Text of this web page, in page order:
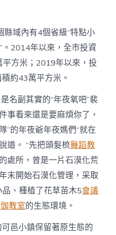
域內有4個省級“特點小
。2014年以來，全市投資
方米；2019年以來，投
約43萬平方米。
名副其實的“年夜氧吧”裴
事看來還是要麻煩你了，
”的年夜爺年夜媽們“就在
道。 “先把頭髮梳舞蹈教
處所，曾是一片石漠化荒
末開始石漠化管理，采取
、種植了花草苗木5會議
教室的生態環境。
邑小鎮保留著原生態的